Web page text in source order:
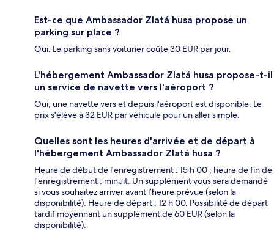
Est-ce que Ambassador Zlatá husa propose un
parking sur place ?
Oui. Le parking sans voiturier coûte 30 EUR par jour.
L'hébergement Ambassador Zlatá husa propose-t-il
un service de navette vers l'aéroport ?
Oui, une navette vers et depuis l'aéroport est disponible. Le
prix s'élève à 32 EUR par véhicule pour un aller simple.
Quelles sont les heures d'arrivée et de départ à
l'hébergement Ambassador Zlatá husa ?
Heure de début de l'enregistrement : 15 h 00 ; heure de fin de
l'enregistrement : minuit. Un supplément vous sera demandé
si vous souhaitez arriver avant l’heure prévue (selon la
disponibilité). Heure de départ : 12 h 00. Possibilité de départ
tardif moyennant un supplément de 60 EUR (selon la
disponibilité).